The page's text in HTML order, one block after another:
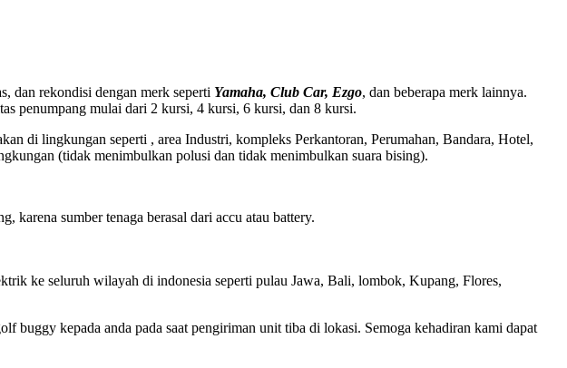
dan rekondisi dengan merk seperti Yamaha, Club Car, Ezgo, dan beberapa merk lainnya.
penumpang mulai dari 2 kursi, 4 kursi, 6 kursi, dan 8 kursi.
di lingkungan seperti , area Industri, kompleks Perkantoran, Perumahan, Bandara, Hotel,
(tidak menimbulkan polusi dan tidak menimbulkan suara bising).
karena sumber tenaga berasal dari accu atau battery.
ke seluruh wilayah di indonesia seperti pulau Jawa, Bali, lombok, Kupang, Flores,
buggy kepada anda pada saat pengiriman unit tiba di lokasi. Semoga kehadiran kami dapat